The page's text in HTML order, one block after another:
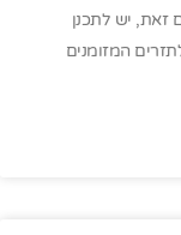
זאת, יש לתכנן
המזומנים